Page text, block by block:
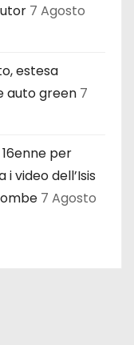
7 Agosto
estesa
auto green 7
per
video dell’Isis
7 Agosto